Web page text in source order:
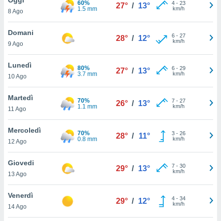
è
al sito
di
ci
di
il
un
la
nella
8 Ago
60%
1.5 mm
27° / 13° 4- 23
km/h
Domani
9 Ago
28° / 12° 6- 27
km/h
Lunedì
10 Ago
80%
3.7 mm
27° / 13° 6- 29
km/h
Martedì
11 Ago
70%
1.1 mm
26° / 13° 7- 27
km/h
Mercoledì
12 Ago
70%
0.8 mm
28° / 11° 3- 26
km/h
Giovedi
13 Ago
29° / 13° 7- 30
km/h
Venerdì
14 Ago
29° / 12° 4- 34
km/h